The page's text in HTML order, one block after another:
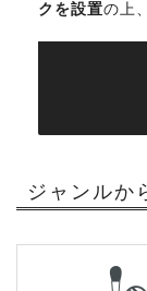
クを設置の上
ジャンルか